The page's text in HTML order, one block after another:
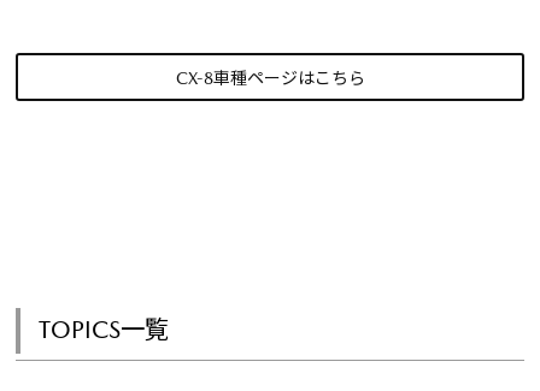
CX-8車種ページはこちら
TOPICS一覧